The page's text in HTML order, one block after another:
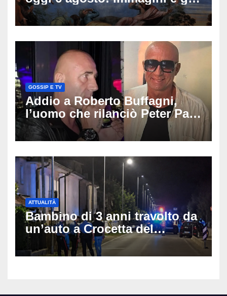
di auguri da condividere
GOSSIP E TV
Addio a Roberto Buffagni,
l’uomo che rilanciò Peter Pan
e Villa delle Rose: aveva 59
anni
ATTUALITÀ
Bambino di 3 anni travolto da
un’auto a Crocetta del
Montello: è gravissimo,
trasportato in elicottero a